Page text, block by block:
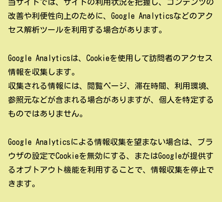
当サイトでは、サイトの利用状況を把握し、コンテンツの
改善や利便性向上のために、Google Analyticsなどのアク
セス解析ツールを利用する場合があります。
Google Analyticsは、Cookieを使用して訪問者のアクセス
情報を収集します。
収集される情報には、閲覧ページ、滞在時間、利用環境、
参照元などが含まれる場合がありますが、個人を特定する
ものではありません。
Google Analyticsによる情報収集を望まない場合は、ブラ
ウザの設定でCookieを無効にする、またはGoogleが提供す
るオプトアウト機能を利用することで、情報収集を停止で
きます。